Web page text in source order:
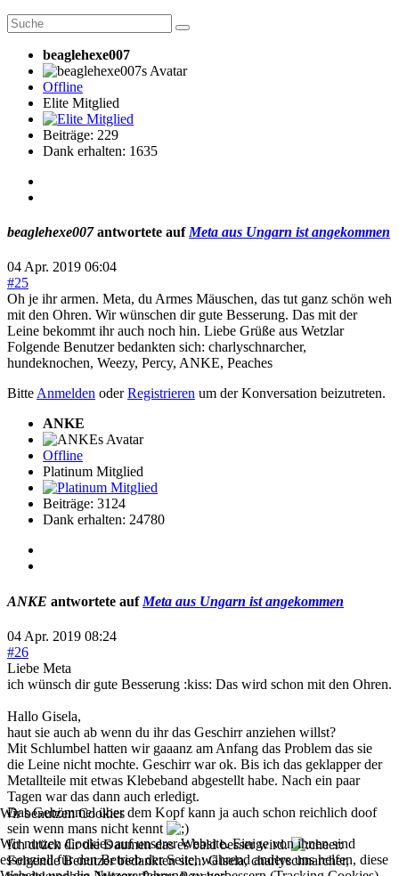
beaglehexe007
Offline
Elite Mitglied
Beiträge: 229
Dank erhalten: 1635
beaglehexe007antwortete auf Meta aus Ungarn ist angekommen
04 Apr. 2019 06:04
#25
Oh je ihr armen. Meta, du Armes Mäuschen, das tut ganz schön weh
mit den Ohren. Wir wünschen dir gute Besserung. Das mit der
Leine bekommt ihr auch noch hin. Liebe Grüße aus Wetzlar
Folgende Benutzer bedankten sich: charlyschnarcher,
hundeknochen, Weezy, Percy, ANKE, Peaches
BitteAnmelden oderRegistrieren um der Konversation beizutreten.
ANKE
Offline
Platinum Mitglied
Beiträge: 3124
Dank erhalten: 24780
ANKE antwortete auf Meta aus Ungarn ist angekommen
04 Apr. 2019 08:24
#26
Liebe Meta
ich wünsch dir gute Besserung :kiss: Das wird schon mit den Ohren.
Hallo Gisela,
haut sie auch ab wenn du ihr das Geschirr anziehen willst?
Mit Schlumbel hatten wir gaaanz am Anfang das Problem das sie
die Leine nicht mochte. Geschirr war ok. Bis ich das geklapper der
Metallteile mit etwas Klebeband abgestellt habe. Nach ein paar
Tagen war das dann auch erledigt.
Das Gebömmel über dem Kopf kann ja auch schon reichlich doof
sein wenn mans nicht kennt
Ich drück dir die Daumen das es bald besser wird.
Folgende Benutzer bedankten sich:Gisela,charlyschnarcher,
Wir benutzen Cookies
Wir nutzen Cookies auf unserer Website. Einige von ihnen sind
essenziell für den Betrieb der Seite, während andere uns helfen, diese